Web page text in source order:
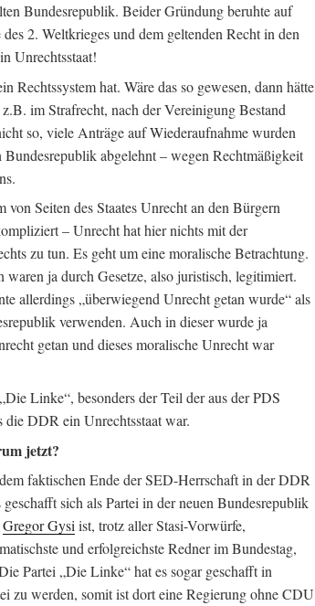
Bundesrepublik. Beider Gründung beruhte auf
2. Weltkrieges und dem geltenden Recht in den
Unrechtsstaat!
Rechtssystem hat. Wäre das so gewesen, dann hätte
im Strafrecht, nach der Vereinigung Bestand
so, viele Anträge auf Wiederaufnahme wurden
Bundesrepublik abgelehnt – wegen Rechtmäßigkeit
von Seiten des Staates Unrecht an den Bürgern
– Unrecht hat hier nichts mit der
zu tun. Es geht um eine moralische Betrachtung.
waren ja durch Gesetze, also juristisch, legitimiert.
allerdings „überwiegend Unrecht getan wurde“ als
verwenden. Auch in dieser wurde ja
getan und dieses moralische Unrecht war
Linke“, besonders der Teil der aus der PDS
die DDR ein Unrechtsstaat war.
jetzt?
faktischen Ende der SED-Herrschaft in der DDR
sich als Partei in der neuen Bundesrepublik
Gregor Gysi ist, trotz aller Stasi-Vorwürfe,
und erfolgreichste Redner im Bundestag,
Partei „Die Linke“ hat es sogar geschafft in
zu werden, somit ist dort eine Regierung ohne CDU